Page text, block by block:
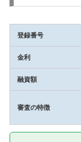
登録番号
金利
融資額
審査の特徴